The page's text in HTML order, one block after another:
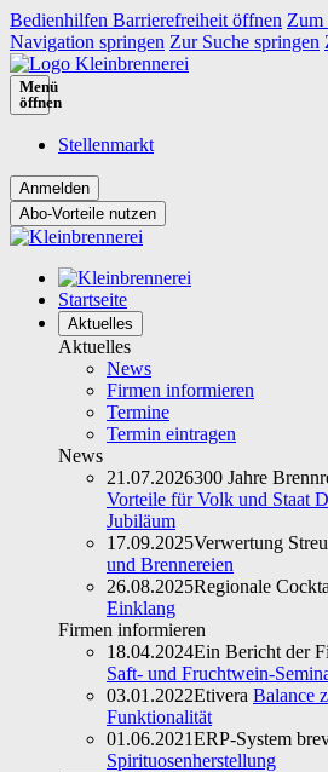
Bedienhilfen Barrierefreiheit öffnen Zum
Navigation springen Zur Suche springen
Menü
öffnen
Stellenmarkt
Abo-Vorteile nutzen
Startseite
Aktuelles
Aktuelles
News
Firmen informieren
Termine
Termin eintragen
News
21.07.2026300 Jahre
Vorteile für Volk und Staat
Jubiläum
17.09.2025Verwertung
und Brennereien
26.08.2025Regionale
Einklang
Firmen informieren
18.04.2024Ein Bericht der
Saft- und Fruchtwein-
03.01.2022Etivera Balance
Funktionalität
01.06.2021ERP-System
Spirituosenherstellung